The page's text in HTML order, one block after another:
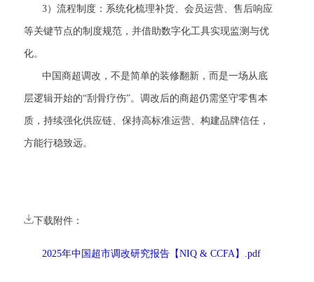
3）流程制度：系统化梳理补货、会员运营、售后响应
等关键节点的制度规范，并借助数字化工具实现监测与优
化。
中国商超调改，不是简单的装修翻新，而是一场从底
层逻辑开始的“刮骨疗伤”。调改后的商超仍需坚守零售本
质，持续强化供应链、保持高标准运营、构建品牌信任，
方能行稳致远。
下载附件：
2025年中国超市调改研究报告【NIQ & CCFA】.pdf